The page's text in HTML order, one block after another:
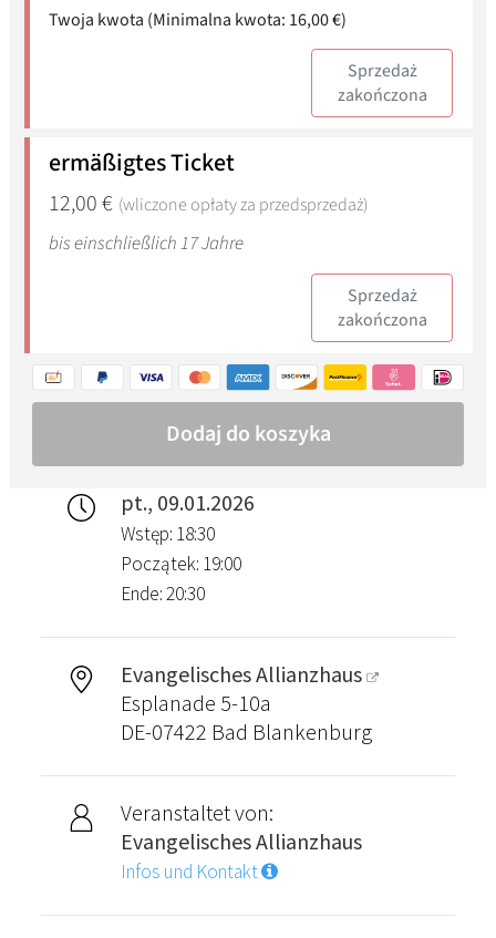
pt., 09.01.2026
Wstęp: 18:30
Początek: 19:00
Ende: 20:30
Evangelisches Allianzhaus
Esplanade 5-10a
DE-07422 Bad Blankenburg
Veranstaltet von:
Evangelisches Allianzhaus
Infos und Kontakt